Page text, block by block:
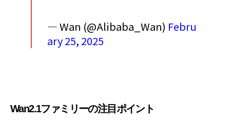
— Wan (@Alibaba_Wan) Febru
ary 25, 2025
Wan2.1ファミリーの注目ポイント